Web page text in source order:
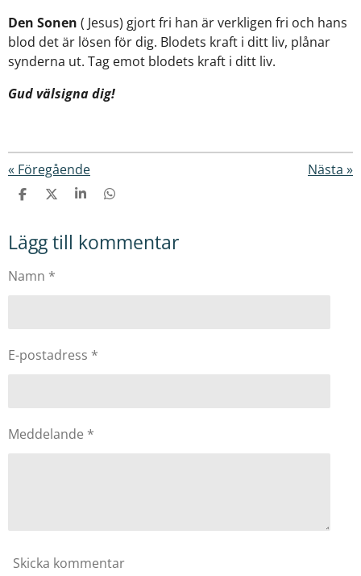
Den Sonen ( Jesus) gjort fri han är verkligen fri och hans
blod det är lösen för dig. Blodets kraft i ditt liv, plånar
synderna ut. Tag emot blodets kraft i ditt liv.
Gud välsigna dig!
« Föregående Nästa »
D
a
D
a
m
d
D
a
D
a
Lägg till kommentar
Namn *
E-postadress *
Meddelande *
Skicka kommentar